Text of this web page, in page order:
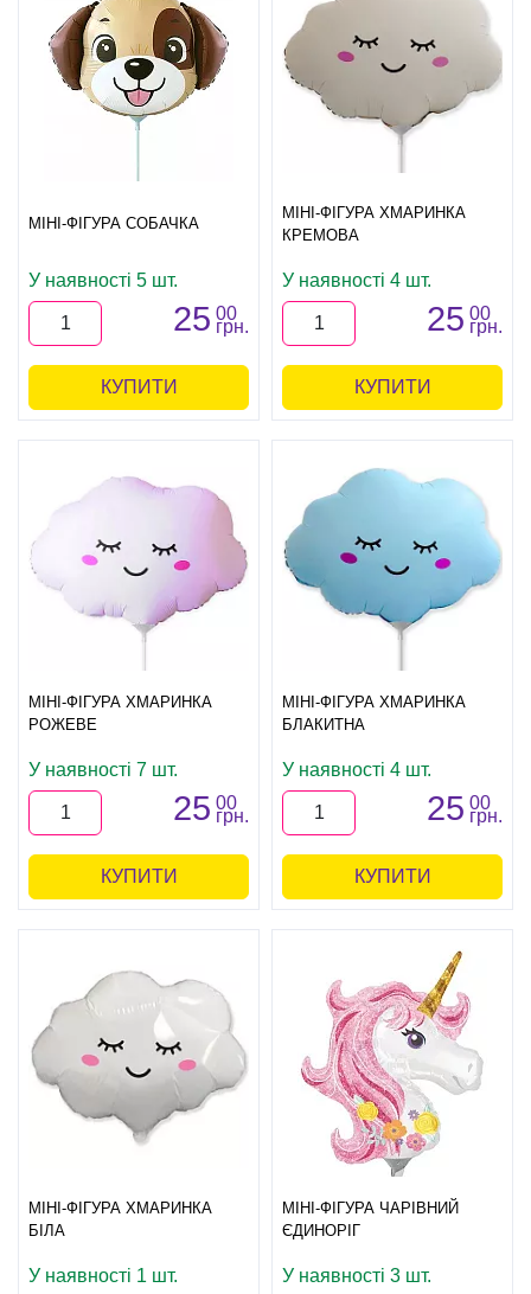
МІНІ-ФІГУРА СОБАЧКА
У наявності 5 шт.
25 00
грн.
КУПИТИ
МІНІ-ФІГУРА ХМАРИНКА
КРЕМОВА
У наявності 4 шт.
25 00
грн.
КУПИТИ
МІНІ-ФІГУРА ХМАРИНКА
РОЖЕВЕ
У наявності 7 шт.
25 00
грн.
КУПИТИ
МІНІ-ФІГУРА ХМАРИНКА
БЛАКИТНА
У наявності 4 шт.
25 00
грн.
КУПИТИ
МІНІ-ФІГУРА ХМАРИНКА
БІЛА
У наявності 1 шт.
МІНІ-ФІГУРА ЧАРІВНИЙ
ЄДИНОРІГ
У наявності 3 шт.